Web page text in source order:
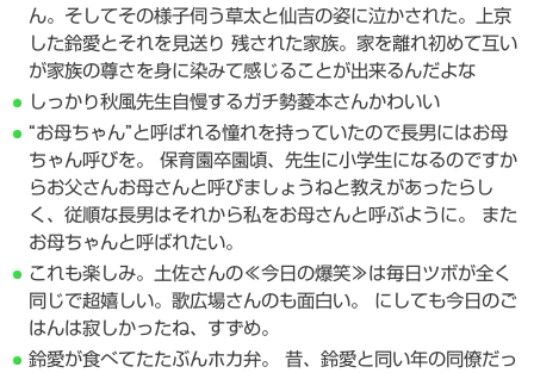
ん。そしてその様子伺う草太と仙吉の姿に泣かされた。上京
した鈴愛とそれを見送り 残された家族。家を離れ初めて互い
が家族の尊さを身に染みて感じることが出来るんだよな
しっかり秋風先生自慢するガチ勢菱本さんかわいい
“お母ちゃん”と呼ばれる憧れを持っていたので長男にはお母
ちゃん呼びを。 保育園卒園頃、先生に小学生になるのですか
らお父さんお母さんと呼びましょうねと教えがあったらし
く、従順な長男はそれから私をお母さんと呼ぶように。 また
お母ちゃんと呼ばれたい。
これも楽しみ。土佐さんの≪今日の爆笑≫は毎日ツボが全く
同じで超嬉しい。歌広場さんのも面白い。 にしても今日のご
はんは寂しかったね、すずめ。
鈴愛が食べてたたぶんホカ弁。 昔、鈴愛と同い年の同僚だっ